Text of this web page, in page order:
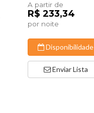
A partir de
R$ 233,34
por noite
Disponibilidade
Enviar Lista